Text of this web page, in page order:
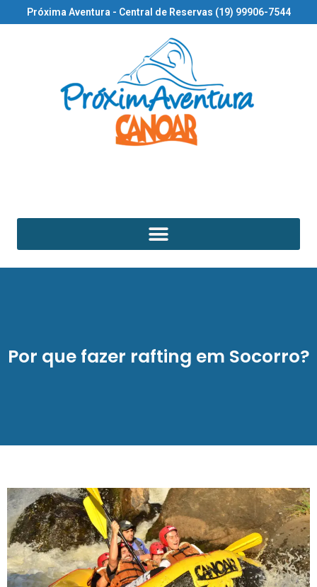
Próxima Aventura - Central de Reservas (19) 99906-7544
Por que fazer rafting em Socorro?